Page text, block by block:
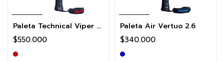
Paleta Technical Viper Soft 3.0
$550.000
Paleta Air Vertuo 2.6
$340.000